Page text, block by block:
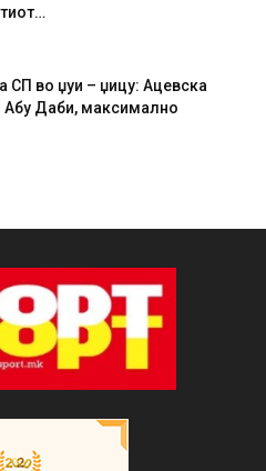
СП во џуи – џицу: Ацевска
Абу Даби, максимално